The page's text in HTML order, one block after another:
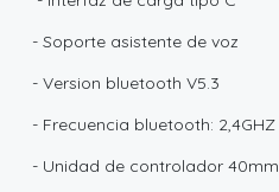
- Soporte asistente de voz
- Version bluetooth V5.3
- Frecuencia bluetooth: 2,4GHZ
- Unidad de controlador 40mm